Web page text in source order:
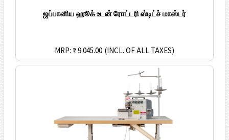
ஜப்பானிய ஹூக் உடன் ரோட்டரி ஸ்டிட்ச் மாஸ்டர்
MRP: ₹ 9 045.00 (INCL. OF ALL TAXES)